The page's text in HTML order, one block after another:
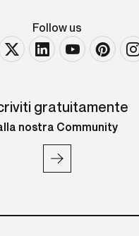
Follow us
gratuitamente
nostra Community